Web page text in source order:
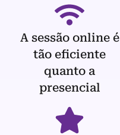
A sessão online é
tão eficiente
quanto a
presencial